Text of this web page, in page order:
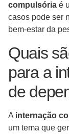
compulsória é
casos pode ser
bem-estar da
Quais
para a
de
A internação
um tema que